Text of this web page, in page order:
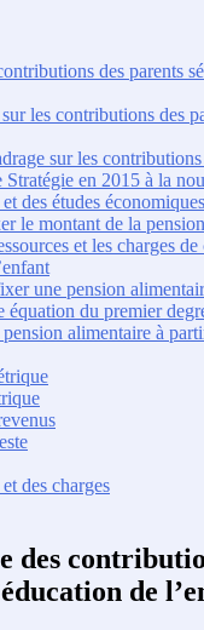
des parents
les contributions des
sur les
Stratégie en 2015 à la
des études
le montant de la
et les charges
une pension
équation du premier
alimentaire à
des charges
des
de